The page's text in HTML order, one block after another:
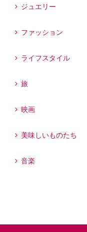
ジュエリー
ファッション
ライフスタイル
旅
映画
美味しいものたち
音楽